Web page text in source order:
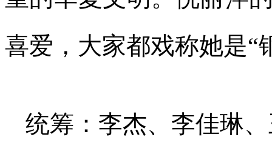
喜爱，大家都戏称她是“
统筹：李杰、李佳琳